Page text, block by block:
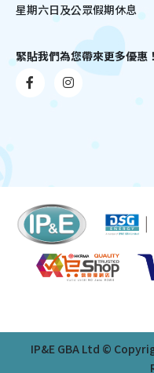
星期六日及公眾假期休息
緊貼我們為您帶來更多優惠！
IP&E GBA Ltd ©